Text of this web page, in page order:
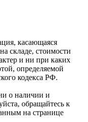
касающаяся
складе, стоимости
и ни при каких
определяемой
кодекса РФ.
о наличии и
обращайтесь к
на странице